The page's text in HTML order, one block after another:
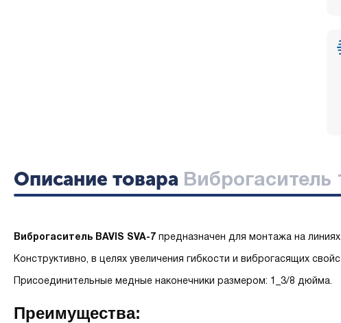
Описание товара Виброгаситель
Виброгаситель BAVIS SVA-7 предназначен для монтажа на
Конструктивно, в целях увеличения гибкости и виброгасящих
Присоединительные медные наконечники размером: 1_3/8 дюйма.
Преимущества: